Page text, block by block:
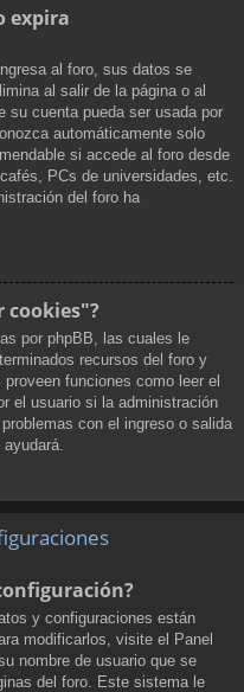
expira
al foro, sus datos se
al salir de la página o al
su cuenta pueda ser usada por
automáticamente solo
si accede al foro desde
PCs de universidades, etc.
del foro ha
cookies"?
por phpBB, las cuales le
recursos del foro y
funciones como leer el
el usuario si la administración
con el ingreso o salida
y configuraciones están
modificarlos, visite el Panel
nombre de usuario que se
del foro. Este sistema le